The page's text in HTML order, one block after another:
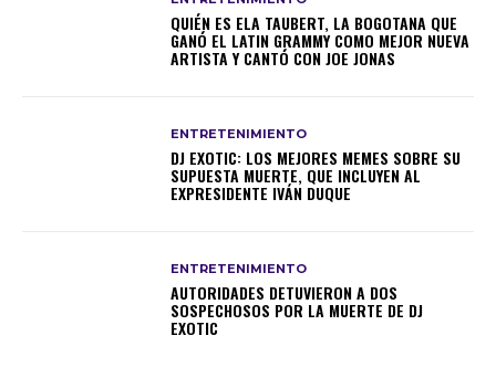
QUIÉN ES ELA TAUBERT, LA BOGOTANA QUE
GANÓ EL LATIN GRAMMY COMO MEJOR NUEVA
ARTISTA Y CANTÓ CON JOE JONAS
ENTRETENIMIENTO
DJ EXOTIC: LOS MEJORES MEMES SOBRE SU
SUPUESTA MUERTE, QUE INCLUYEN AL
EXPRESIDENTE IVÁN DUQUE
ENTRETENIMIENTO
AUTORIDADES DETUVIERON A DOS
SOSPECHOSOS POR LA MUERTE DE DJ
EXOTIC